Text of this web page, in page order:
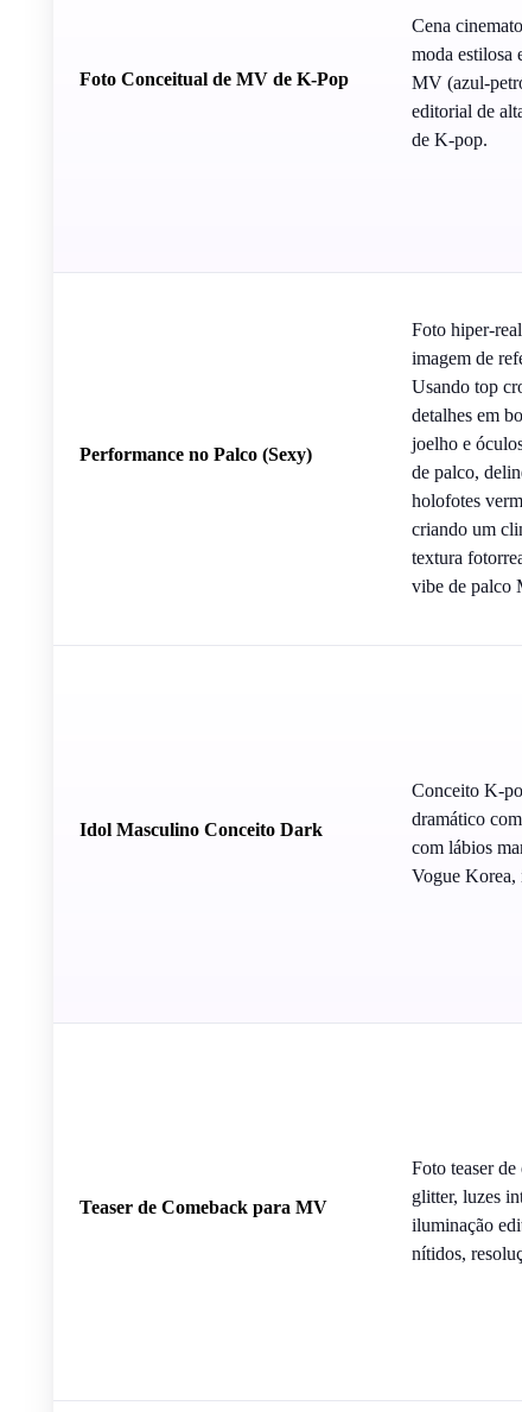
Foto Conceitual de MV de K-Pop
Cena
moda estilosa
MV (azul-
editorial de
de K-pop.
Performance no Palco (Sexy)
Foto hiper-
imagem de
Usando top
detalhes em
joelho e
de palco,
holofotes
criando um
textura
vibe de palco
Idol Masculino Conceito Dark
Conceito K-
dramático
com lábios
Vogue Korea,
Teaser de Comeback para MV
Foto teaser
glitter, luzes
iluminação
nítidos,